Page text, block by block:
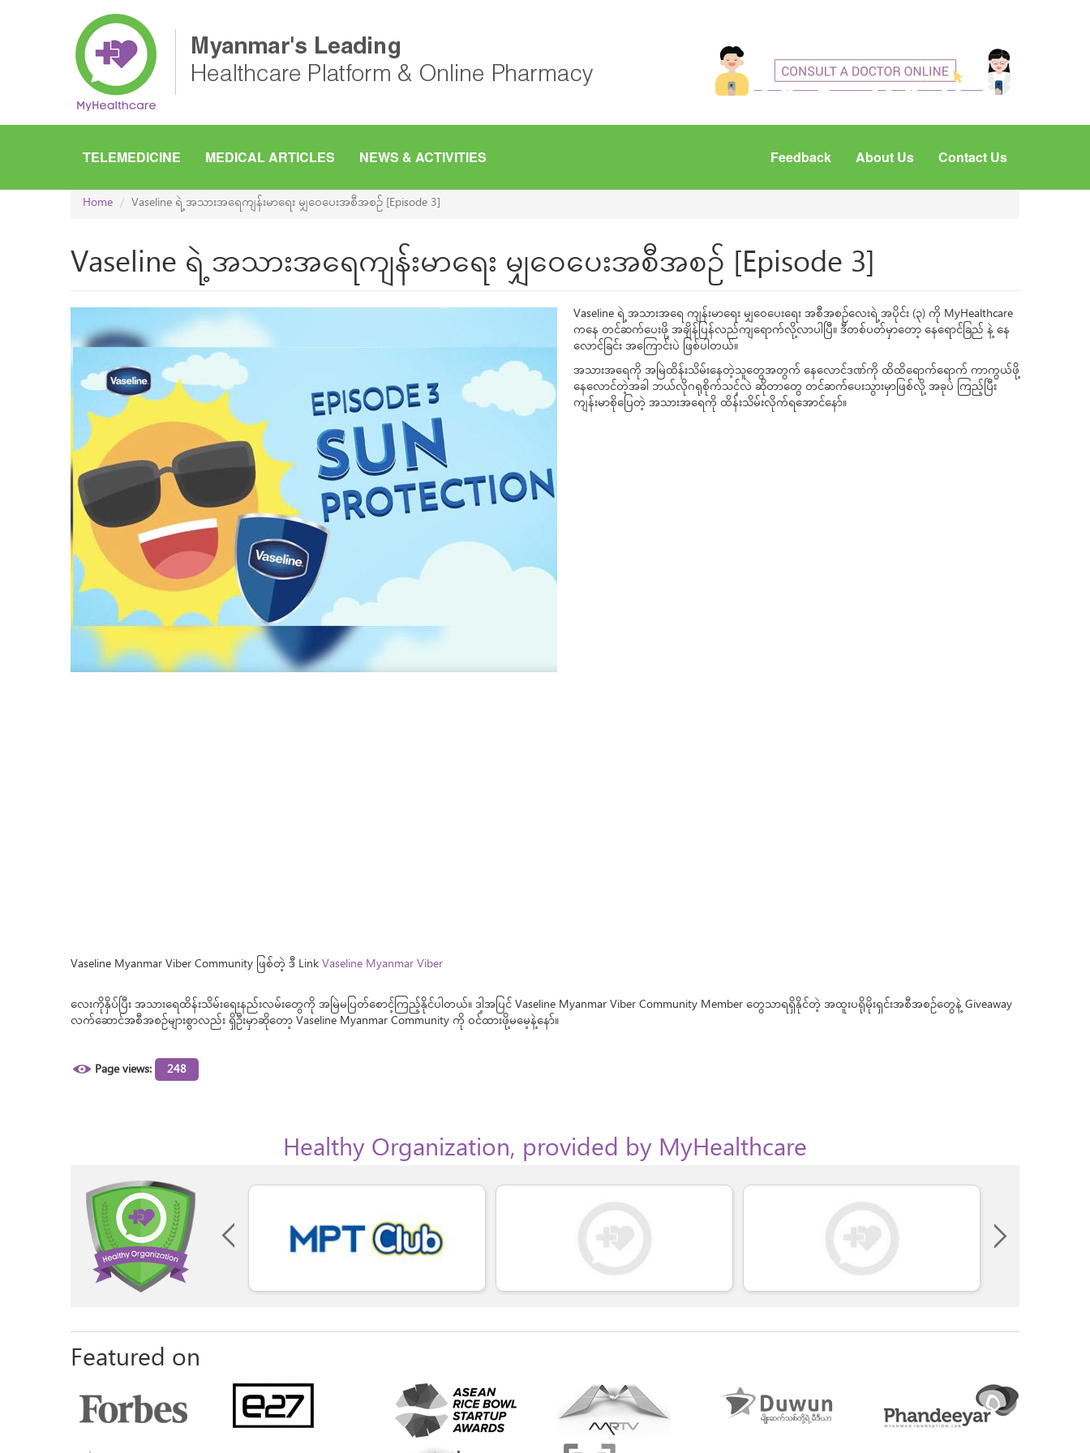
TELEMEDICINE MEDICAL ARTICLES NEWS & ACTIVITIES Feedback About Us Contact Us
Home Vaseline ရဲ့ အသားအရေကျန်းမာရေး မျှဝေပေးအစီအစဥ် [Episode 3]
Vaseline ရဲ့ အသားအရေကျန်းမာရေး မျှဝေပေးအစီအစဥ် [Episode 3]
Vaseline ရဲ့ အသားအရေ ကျန်းမာရေး မျှဝေပေးရေး အစီအစဉ်လေးရဲ့ အပိုင်း (၃) ကို MyHealthcare
ကနေ တင်ဆက်ပေးဖို့ အချိန်ပြန်လည်ကျရောက်လို့လာပါပြီ။ ဒီတစ်ပတ်မှာတော့ နေရောင်ခြည် နဲ့ နေ
လောင်ခြင်း အကြောင်းပဲ ဖြစ်ပါတယ်။
အသားအရေကို အမြဲထိန်းသိမ်းနေတဲ့သူတွေအတွက် နေလောင်ဒဏ်ကို ထိထိရောက်ရောက် ကာကွယ်ဖို့​
နေလောင်တဲ့အခါ ဘယ်လိုဂရုစိုက်သင့်လဲ ဆိုတာတွေ တင်ဆက်ပေးသွားမှာဖြစ်လို့ အခုပဲ ကြည့်ပြီး
ကျန်းမာစိုပြေတဲ့ အသားအရေကို ထိန်းသိမ်းလိုက်ရအောင်နော်။
Vaseline Myanmar Viber Community ဖြစ်တဲ့ ဒီ LinkVaseline Myanmar Viber
လေးကိုနှိပ်ပြီး အသားရေထိန်းသိမ်းရေးနည်းလမ်းတွေကို အမြဲမပြတ်စောင့်ကြည့်နိုင်ပါတယ်။ ဒါ့အပြင် Vaseline Myanmar Viber Community Member တွေသာရရှိနိုင်တဲ့ အထူးပရိုမိုးရှင်းအစီအစဥ်တွေနဲ့ Giveaway
လက်ဆောင်အစီအစဥ်များစွာလည်း ရှိဦးမှာဆိုတော့ Vaseline Myanmar Community ကို ဝင်ထားဖို့မမေ့နဲ့နော်။
Page views: 248
Healthy Organization, provided by MyHealthcare
Featured on